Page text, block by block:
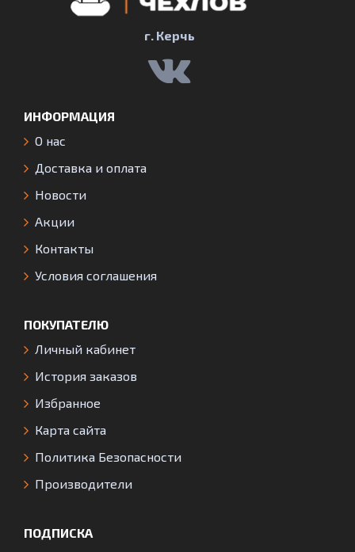
г. Керчь
ИНФОРМАЦИЯ
О нас
Доставка и оплата
Новости
Акции
Контакты
Условия соглашения
ПОКУПАТЕЛЮ
Личный кабинет
История заказов
Избранное
Карта сайта
Политика Безопасности
Производители
ПОДПИСКА